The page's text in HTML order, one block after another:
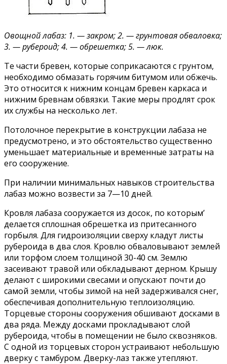
Овощной лабаз: 1. — закром; 2. — грунтовая обваловка;
3. — рубероид; 4. — обрешетка; 5. — люк.
Те части бревен, которые соприкасаются с грунтом,
необходимо обмазать горячим битумом или обжечь.
Это относится к нижним концам бревен каркаса и
нижним бревнам обвязки. Такие меры продлят срок
их службы на несколько лет.
Потолочное перекрытие в конструкции лабаза не
предусмотрено, и это обстоятельство существенно
уменьшает материальные и временные затраты на
его сооружение.
При наличии минимальных навыков строительства
лабаз можно возвести за 7—10 дней.
Кровля лабаза сооружается из досок, по которым’
делается сплошная обрешетка из притесанного
горбыля. Для гидроизоляции сверху кладут листы
рубероида в два слоя. Кровлю обваловывают землей
или торфом слоем толщиной 30-40 см. Землю
засеивают травой или обкладывают дерном. Крышу
делают с широкими свесами и опускают почти до
самой земли, чтобы зимой на ней задерживался снег,
обеспечивая дополнительную теплоизоляцию.
Торцевые стороны сооружения обшивают досками в
два ряда. Между досками прокладывают слой
рубероида, чтобы в помещении не было сквозняков.
С одной из торцевых сторон устраивают небольшую
дверку с тамбуром. Дверку-лаз также утепляют.